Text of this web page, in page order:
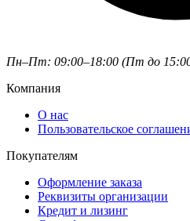
Пн–Пт: 09:00–18:00 (Пт до
Компания
О нас
Пользовательское
Покупателям
Оформление заказа
Реквизиты организации
Кредит и лизинг